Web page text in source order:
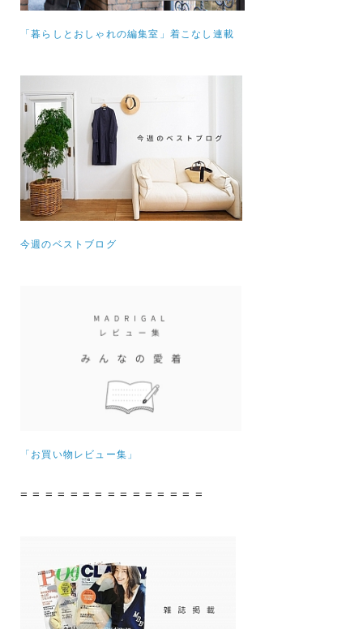
「暮らしとおしゃれの編集室」着こなし連載
今週のベストブログ
「お買い物レビュー集」
= = = = = = = = = = = = = = =